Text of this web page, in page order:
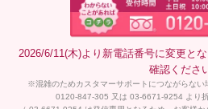
2026/6/11(木)より新電話番号に変更と
確認くださ
※混雑のためカスタマーサポートにつながらない
0120-847-305 又は 03-6671-9254 より折